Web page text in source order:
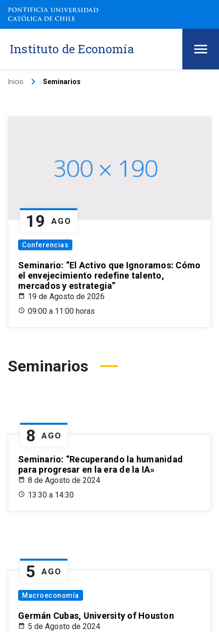
Instituto de Economía
Inicio keyboard_arrow_right Seminarios
19 AGO
Conferencias
Seminario: “El Activo que Ignoramos: Cómo
el envejecimiento redefine talento,
mercados y estrategia”
19 de Agosto de 2026
09:00 a 11:00 horas
Seminarios
8 AGO
Seminario: “Recuperando la humanidad
para progresar en la era de la IA»
8 de Agosto de 2024
13:30 a 14:30
5 AGO
Macroeconomía
Germán Cubas, University of Houston
5 de Agosto de 2024